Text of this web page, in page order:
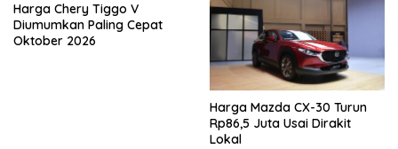
Harga Chery Tiggo V
Diumumkan Paling Cepat
Oktober 2026
Harga Mazda CX-30 Turun
Rp86,5 Juta Usai Dirakit
Lokal